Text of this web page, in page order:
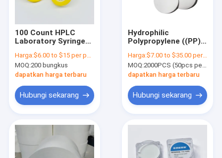
100 Count HPLC
Laboratory Syringe
PVDF Syringe Filter
Harga:$6.00 to $15 per pack
MOQ:200 bungkus
dapatkan harga terbaru
Hubungi sekarang
Hydrophilic
Polypropylene ((PP)
20μm Ukuran pori
Harga:$7.00 to $35.00 per pack
MOQ:2000PCS (50pcs per bungkus)
dapatkan harga terbaru
Hubungi sekarang